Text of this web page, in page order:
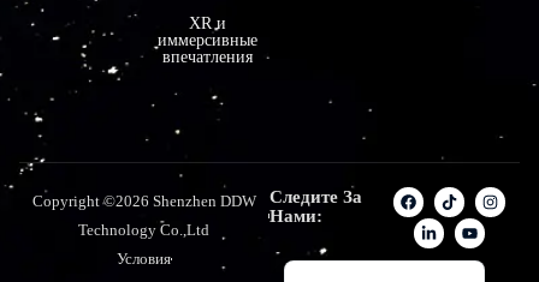
XR и
иммерсивные
впечатления
Copyright ©2026 Shenzhen DDW
Technology Co.,Ltd
Условия
Следите За
Нами:
English
العربية